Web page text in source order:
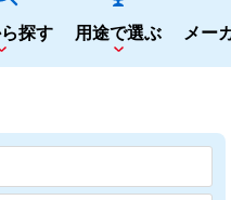
探す
専用シロップ
や厳選素材 天然着色の自然派
用途で選ぶ
りや夜店に
トッ
メー